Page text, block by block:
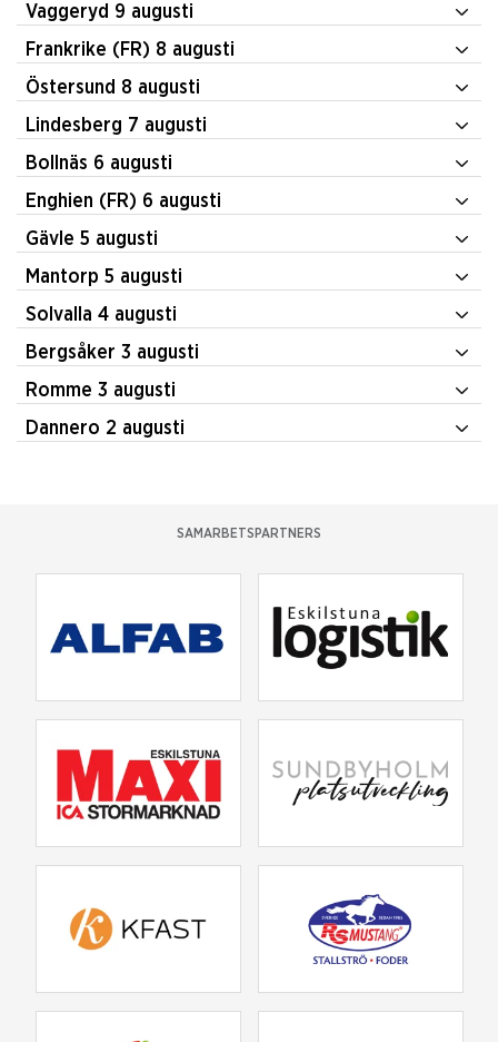
Vaggeryd 9 augusti
Frankrike (FR) 8 augusti
Östersund 8 augusti
Lindesberg 7 augusti
Bollnäs 6 augusti
Enghien (FR) 6 augusti
Gävle 5 augusti
Mantorp 5 augusti
Solvalla 4 augusti
Bergsåker 3 augusti
Romme 3 augusti
Dannero 2 augusti
SAMARBETSPARTNERS